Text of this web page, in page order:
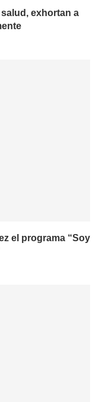
exhortan a
el programa “Soy